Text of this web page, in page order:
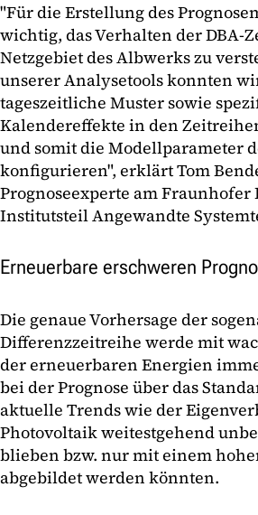
"Für die Erstellung des
wichtig, das Verhalten der DBA-
Netzgebiet des Albwerks zu
unserer Analysetools konnten
tageszeitliche Muster sowie
Kalendereffekte in den
und somit die Modellparameter
konfigurieren", erklärt Tom
Prognoseexperte am Fraunhofer
Institutsteil Angewandte
Erneuerbare erschweren
Die genaue Vorhersage der
Differenzzeitreihe werde mit
der erneuerbaren Energien
bei der Prognose über das
aktuelle Trends wie der
Photovoltaik weitestgehend
blieben bzw. nur mit einem
abgebildet werden könnten.